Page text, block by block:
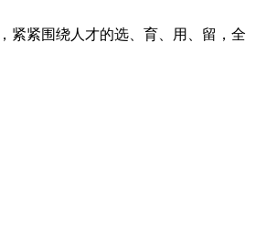
紧紧围绕人才的选、育、用、留，全